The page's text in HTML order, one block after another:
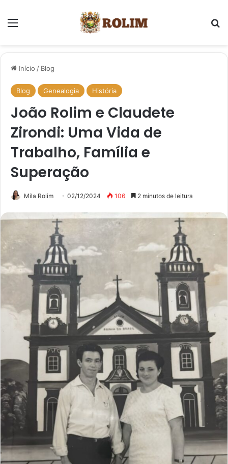
Menu
Início / Blog
Blog Genealogia História
João Rolim e Claudete
Zirondi: Uma Vida de
Trabalho, Família e
Superação
Mila Rolim 02/12/2024 106 2 minutos de leitura